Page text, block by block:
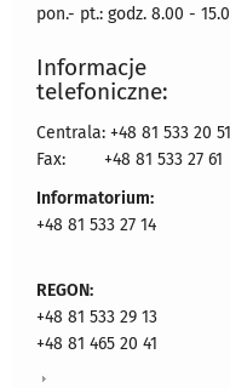
pon.- pt.: godz. 8.00 -
Informacje
telefoniczne:
Centrala: +48 81 533 20 51
Fax:
+48 81 533 27 61
Informatorium:
+48 81 533 27 14
REGON:
+48 81 533 29 13
+48 81 465 20 41